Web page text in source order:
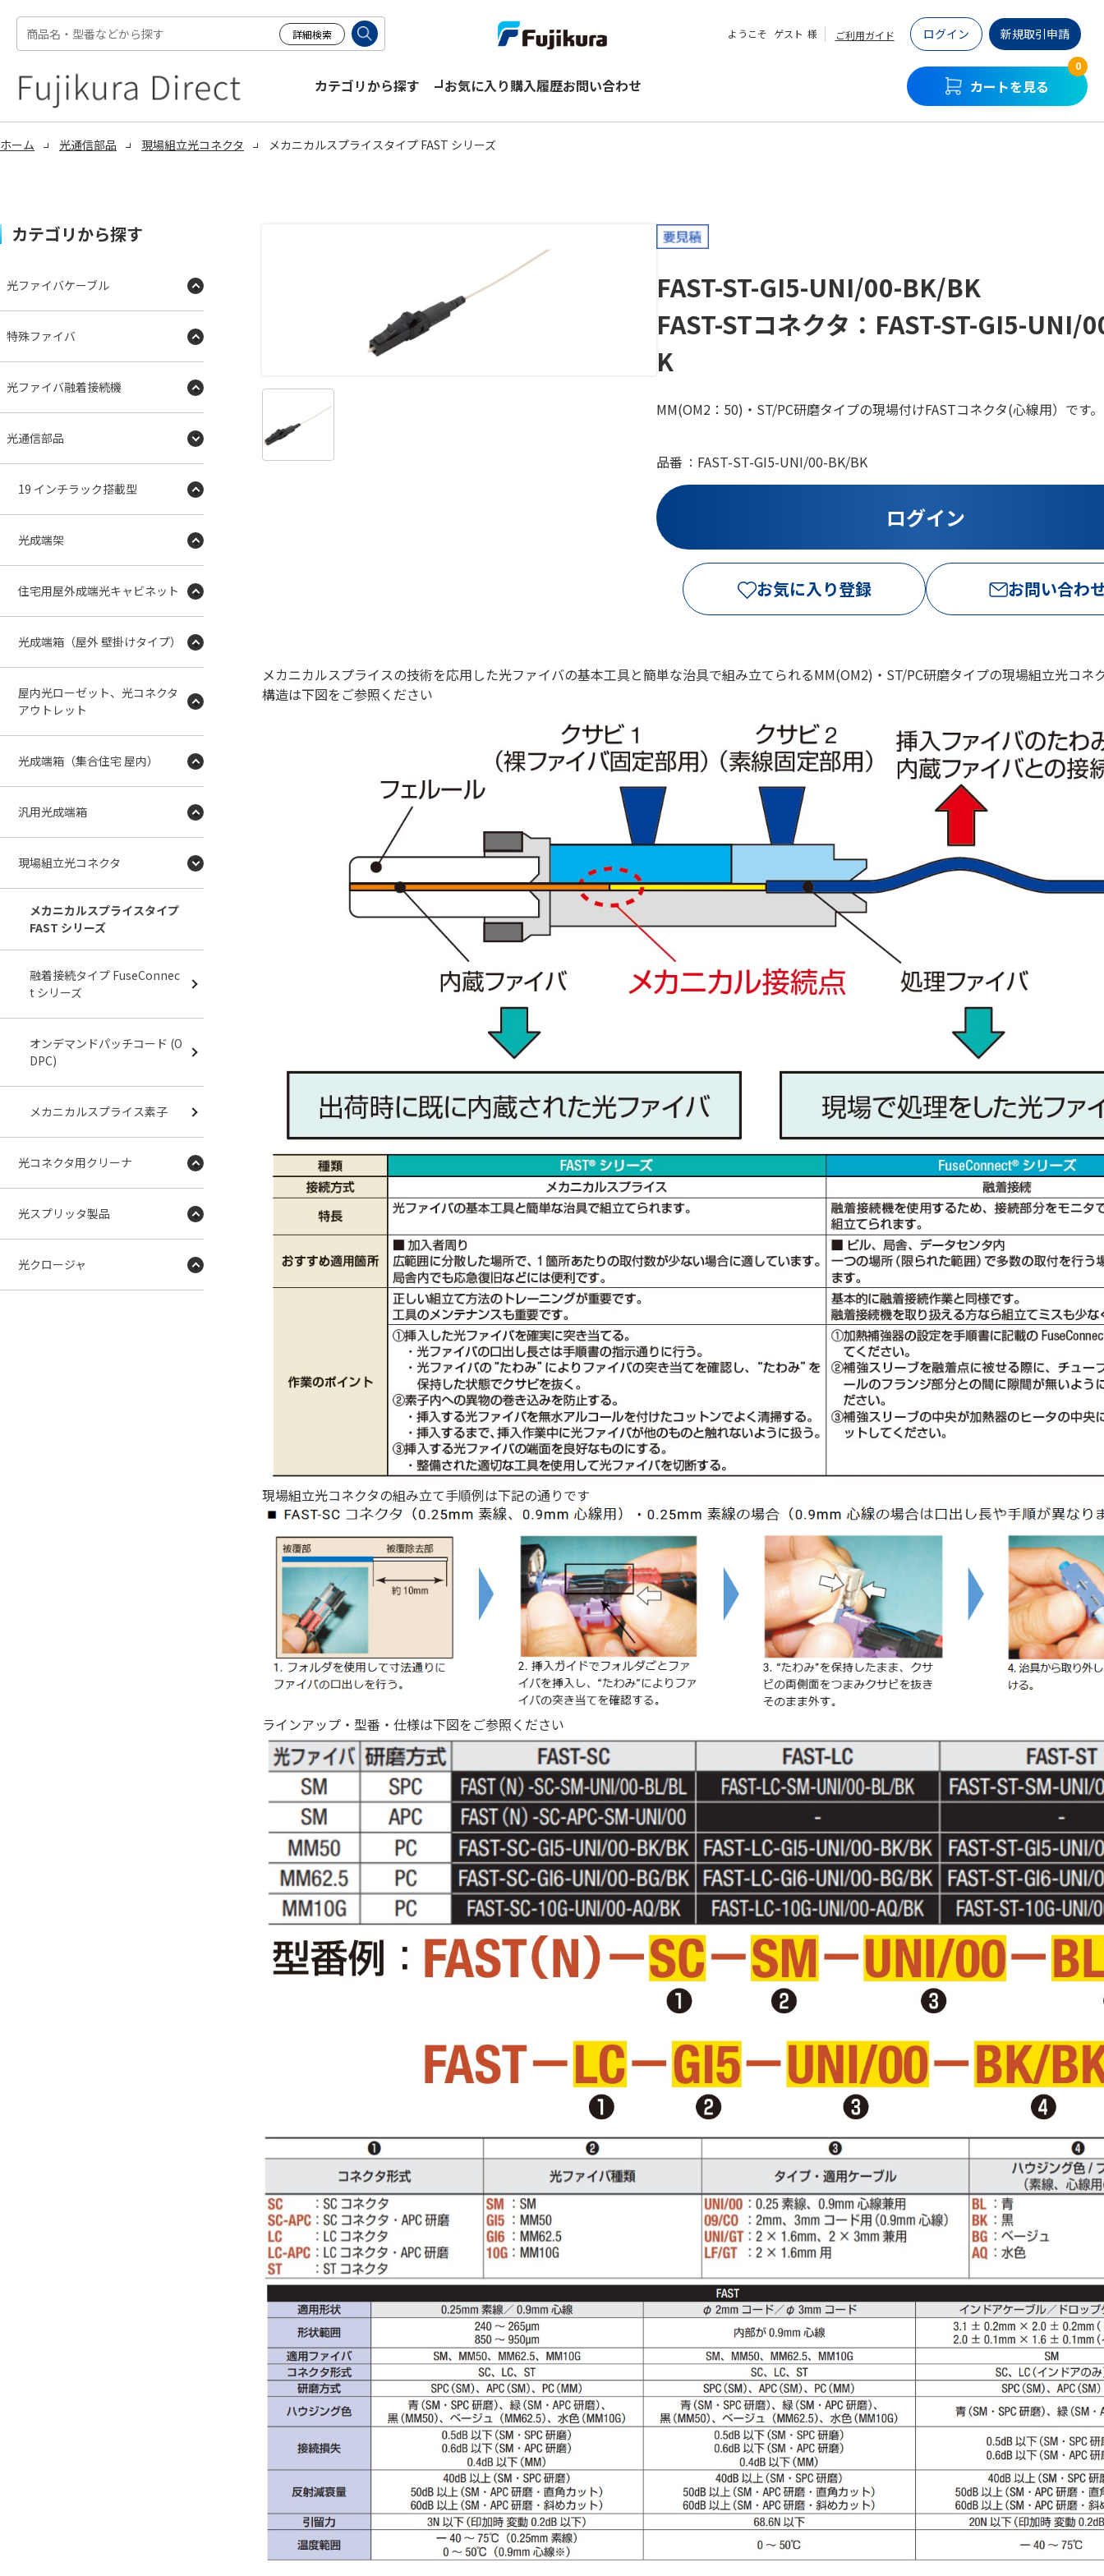
ようこそ ゲスト 様 ご利用ガイド ログイン 新規取引申請
カテゴリから探す お気に入り購入履歴お問い合わせ カートを見る
0
ホーム 光通信部品 現場組立光コネクタ メカニカルスプライスタイプ FAST シリーズ
FAST-ST-GI5-UNI/00-BK/BK
FAST-STコネクタ：FAST-ST-GI5-UNI/
K
MM(OM2：50)・ST/PC研磨タイプの現場付けFASTコネクタ(心線用）です。
品番 FAST-ST-GI5-UNI/00-BK/BK
お気に入り登録 お問い合わ
メカニカルスプライスの技術を応用した光ファイバの基本工具と簡単な治具で組み立てられるMM(OM2)・ST/PC研磨タイプの現場組立光コネ
構造は下図をご参照ください
現場組立光コネクタの組み立て手順例は下記の通りです
ラインアップ・型番・仕様は下図をご参照ください
カテゴリから探す
光ファイバケーブル
特殊ファイバ
光ファイバ融着接続機
光通信部品
19 インチラック搭載型
光成端架
住宅用屋外成端光キャビネット
光成端箱（屋外 壁掛けタイプ）
屋内光ローゼット、光コネクタ
アウトレット
光成端箱（集合住宅 屋内）
汎用光成端箱
現場組立光コネクタ
メカニカルスプライスタイプ
FAST シリーズ
融着接続タイプ FuseConnec
t シリーズ
オンデマンドパッチコード (O
DPC)
メカニカルスプライス素子
光コネクタ用クリーナ
光スプリッタ製品
光クロージャ